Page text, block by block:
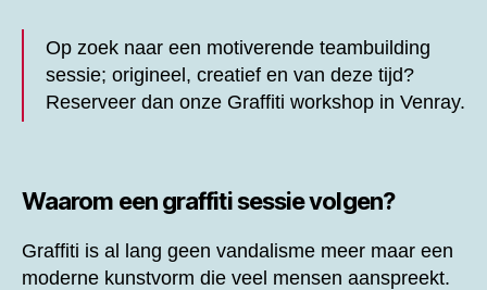
Op zoek naar een motiverende teambuilding
sessie; origineel, creatief en van deze tijd?
Reserveer dan onze Graffiti workshop in Venray.
Waarom een graffiti sessie volgen?
Graffiti is al lang geen vandalisme meer maar een
moderne kunstvorm die veel mensen aanspreekt.